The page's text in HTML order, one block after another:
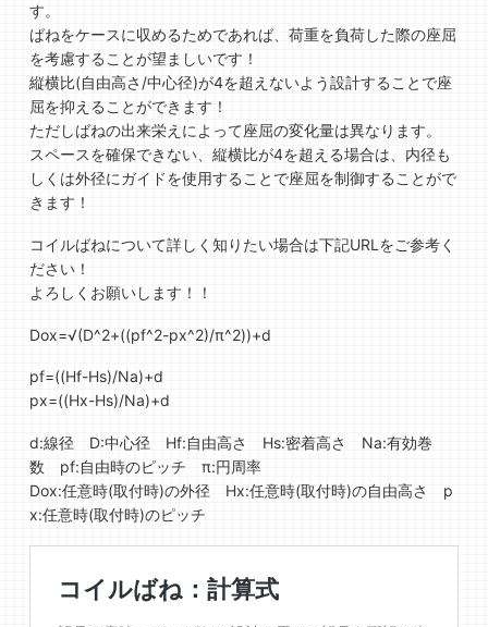
す。
ばねをケースに収めるためであれば、荷重を負荷した際の座屈
を考慮することが望ましいです！
縦横比(自由高さ/中心径)が4を超えないよう設計することで座
屈を抑えることができます！
ただしばねの出来栄えによって座屈の変化量は異なります。
スペースを確保できない、縦横比が4を超える場合は、内径も
しくは外径にガイドを使用することで座屈を制御することがで
きます！
コイルばねについて詳しく知りたい場合は下記URLをご参考く
ださい！
よろしくお願いします！！
Dox=√(D^2+((pf^2-px^2)/π^2))+d
pf=((Hf-Hs)/Na)+d
px=((Hx-Hs)/Na)+d
d:線径 D:中心径 Hf:自由高さ Hs:密着高さ Na:有効巻
数 pf:自由時のピッチ π:円周率
Dox:任意時(取付時)の外径 Hx:任意時(取付時)の自由高さ p
x:任意時(取付時)のピッチ